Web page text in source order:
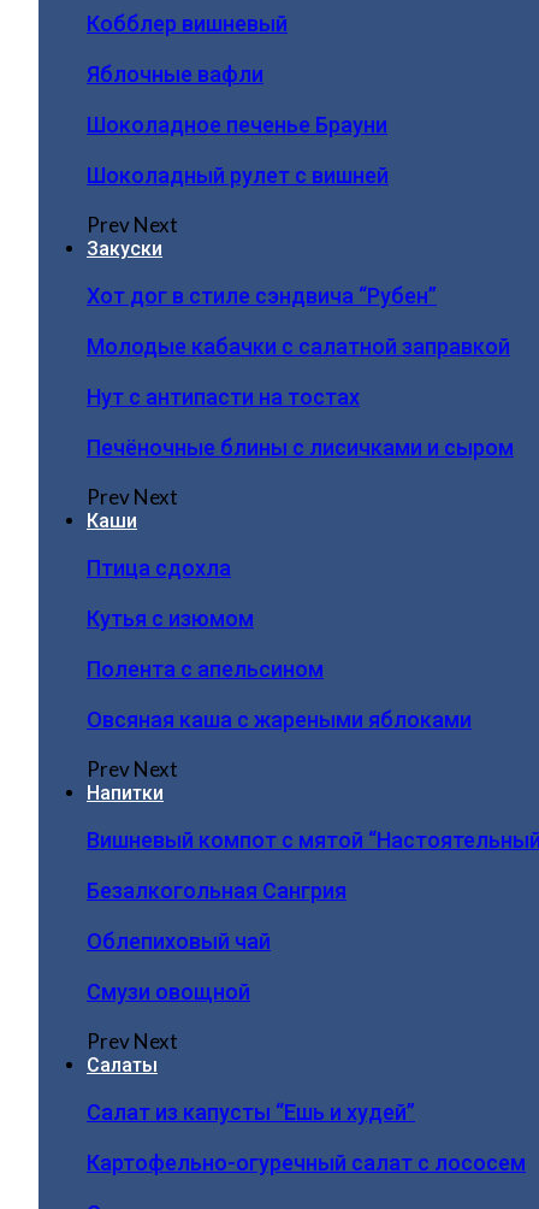
Кобблер вишневый
Яблочные вафли
Шоколадное печенье Брауни
Шоколадный рулет с вишней
PrevNext
Закуски
Хот дог в стиле сэндвича “Рубен”
Молодые кабачки с салатной заправкой
Нут с антипасти на тостах
Печёночные блины с лисичками и сыром
PrevNext
Каши
Птица сдохла
Кутья с изюмом
Полента с апельсином
Овсяная каша с жареными яблоками
PrevNext
Напитки
Вишневый компот с мятой
Безалкогольная Сангрия
Облепиховый чай
Смузи овощной
PrevNext
Салаты
Салат из капусты “Ешь и худей”
Картофельно-огуречный салат с лососем